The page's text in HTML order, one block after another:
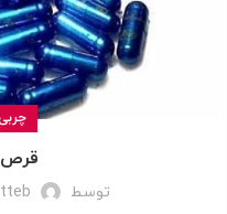
قرص
توسط